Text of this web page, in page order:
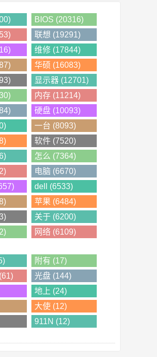
BIOS (20316)
联想 (19291)
维修 (17844)
华硕 (16083)
显示器 (12701)
内存 (11214)
硬盘 (10093)
一台 (8093)
软件 (7520)
怎么 (7364)
电脑 (6670)
dell (6533)
苹果 (6484)
关于 (6200)
网络 (6109)
附有 (17)
光盘 (144)
地上 (24)
大使 (12)
911N (12)